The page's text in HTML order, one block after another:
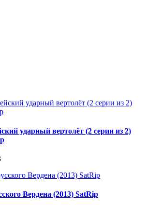
ударный вертолёт (2 серии из 2)
Вердена (2013) SatRip